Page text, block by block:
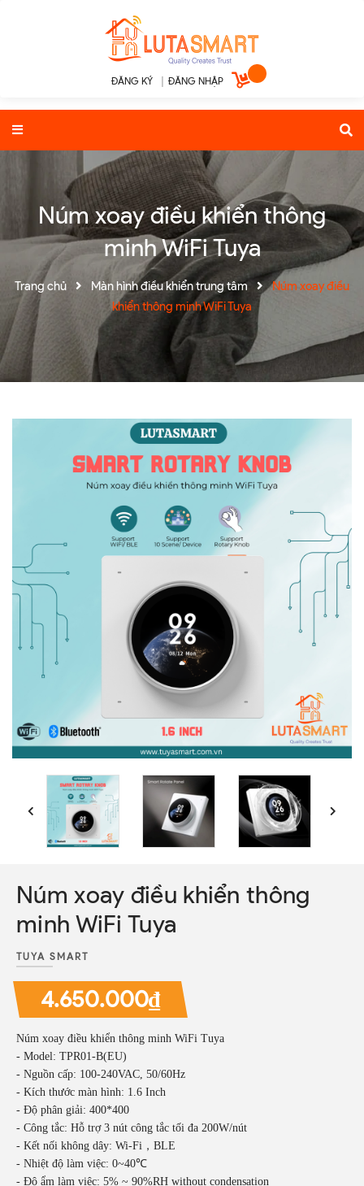
ĐĂNG KÝ ĐĂNG NHẬP
Núm xoay điều khiển thông
minh WiFi Tuya
Trang chủ Màn hình điều khiển trung tâm
Núm xoay điều
khiển thông minh WiFi Tuya
Núm xoay điều khiển thông
minh WiFi Tuya
TUYA SMART
4.650.000₫
Núm xoay điều khiển thông minh WiFi Tuya
- Model: TPR01-B(EU)
- Nguồn cấp: 100-240VAC, 50/60Hz
- Kích thước màn hình: 1.6 Inch
- Độ phân giải: 400*400
- Công tắc: Hỗ trợ 3 nút công tắc tối đa 200W/nút
- Kết nối không dây: Wi-Fi，BLE
- Nhiệt độ làm việc: 0~40℃
- Độ ẩm làm việc: 5% ~ 90%RH without condensation